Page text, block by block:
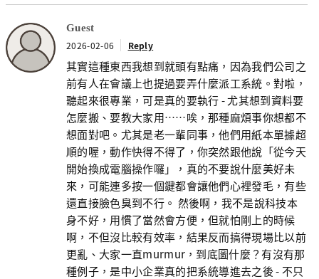
Guest
2026-02-06 Reply
其實這種東西我想到就頭有點痛，因為我們公司之
前有人在會議上也提過要弄什麼派工系統。對啦，
聽起來很專業，可是真的要執行 - 尤其想到資料要
怎麼搬、要教大家用……唉，那種麻煩事你想都不
想面對吧。尤其是老一輩同事，他們用紙本單據超
順的喔，動作快得不得了，你突然跟他說「從今天
開始換成電腦操作囉」，真的不要說什麼美好未
來，可能連多按一個鍵都會讓他們心裡發毛，有些
還直接臉色臭到不行。 然後啊，我不是說科技本
身不好，用慣了當然會方便，但就怕剛上的時候
啊，不但沒比較有效率，結果反而搞得現場比以前
更亂、大家一直murmur，到底圖什麼？有沒有那
種例子，是中小企業真的把系統導進去之後 - 不只